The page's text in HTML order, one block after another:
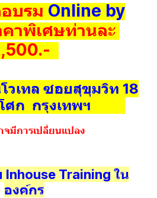
บรม Online by
คาพิเศษท่านละ
วเทล ซอยสุขุมวิท 18
ศก กรุงเทพฯ
จมีการเปลี่ยนแปลง
Training ใน
องค์กร